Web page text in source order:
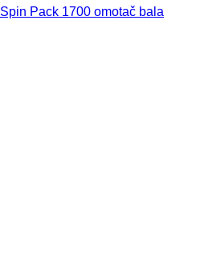
Spin Pack 1700 omotač bala